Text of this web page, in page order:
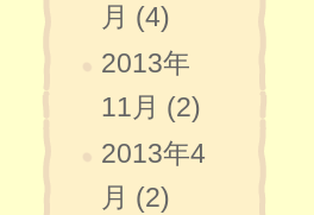
月 (4)
2013年
11月 (2)
2013年4
月 (2)